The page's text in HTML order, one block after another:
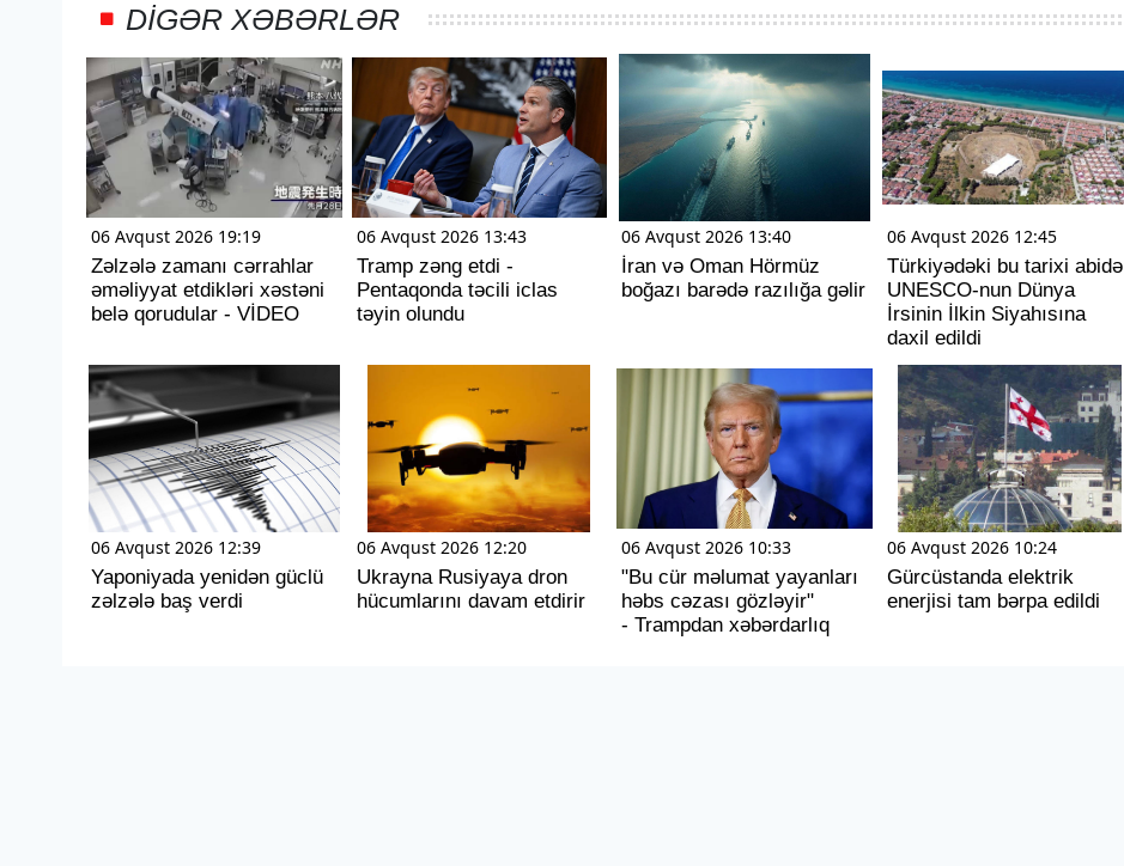
DIGƏR XƏBƏRLƏR
06 Avqust 2026 19:19
Zəlzələ zamanı cərrahlar
əməliyyat etdikləri xəstəni
belə qorudular - VİDEO
06 Avqust 2026 13:43
Tramp zəng etdi -
Pentaqonda təcili iclas
təyin olundu
06 Avqust 2026 13:40
İran və Oman Hörmüz
boğazı barədə razılığa gəlir
06 Avqust 2026 12:45
Türkiyədəki bu tarixi abidə
UNESCO-nun Dünya
İrsinin İlkin Siyahısına
daxil edildi
06 Avqust 2026 12:39
Yaponiyada yenidən güclü
zəlzələ baş verdi
06 Avqust 2026 12:20
Ukrayna Rusiyaya dron
hücumlarını davam etdirir
06 Avqust 2026 10:33
"Bu cür məlumat yayanları
həbs cəzası gözləyir"
- Trampdan xəbərdarlıq
06 Avqust 2026 10:24
Gürcüstanda elektrik
enerjisi tam bərpa edildi